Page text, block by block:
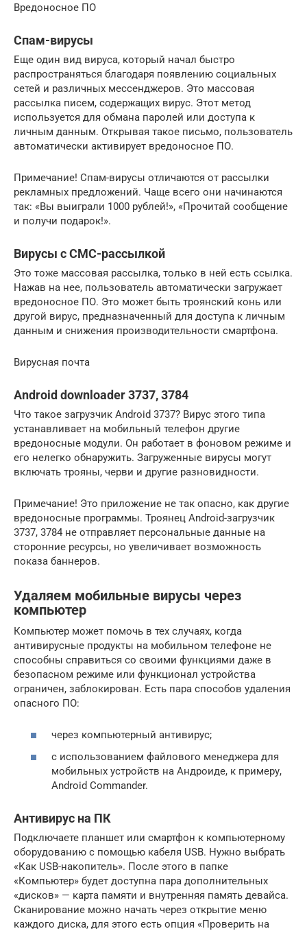
Вредоносное ПО
Спам-вирусы
Еще один вид вируса, который начал быстро
распространяться благодаря появлению социальных
сетей и различных мессенджеров. Это массовая
рассылка писем, содержащих вирус. Этот метод
используется для обмана паролей или доступа к
личным данным. Открывая такое письмо, пользователь
автоматически активирует вредоносное ПО.
Примечание! Спам-вирусы отличаются от рассылки
рекламных предложений. Чаще всего они начинаются
так: «Вы выиграли 1000 рублей!», «Прочитай сообщение
и получи подарок!».
Вирусы с СМС-рассылкой
Это тоже массовая рассылка, только в ней есть ссылка.
Нажав на нее, пользователь автоматически загружает
вредоносное ПО. Это может быть троянский конь или
другой вирус, предназначенный для доступа к личным
данным и снижения производительности смартфона.
Вирусная почта
Android downloader 3737, 3784
Что такое загрузчик Android 3737? Вирус этого типа
устанавливает на мобильный телефон другие
вредоносные модули. Он работает в фоновом режиме и
его нелегко обнаружить. Загруженные вирусы могут
включать трояны, черви и другие разновидности.
Примечание! Это приложение не так опасно, как другие
вредоносные программы. Троянец Android-загрузчик
3737, 3784 не отправляет персональные данные на
сторонние ресурсы, но увеличивает возможность
показа баннеров.
Удаляем мобильные вирусы через
компьютер
Компьютер может помочь в тех случаях, когда
антивирусные продукты на мобильном телефоне не
способны справиться со своими функциями даже в
безопасном режиме или функционал устройства
ограничен, заблокирован. Есть пара способов удаления
опасного ПО:
через компьютерный антивирус;
с использованием файлового менеджера для
мобильных устройств на Андроиде, к примеру,
Android Commander.
Антивирус на ПК
Подключаете планшет или смартфон к компьютерному
оборудованию с помощью кабеля USB. Нужно выбрать
«Как USB-накопитель». После этого в папке
«Компьютер» будет доступна пара дополнительных
«дисков» — карта памяти и внутренняя память девайса.
Сканирование можно начать через открытие меню
каждого диска, для этого есть опция «Проверить на